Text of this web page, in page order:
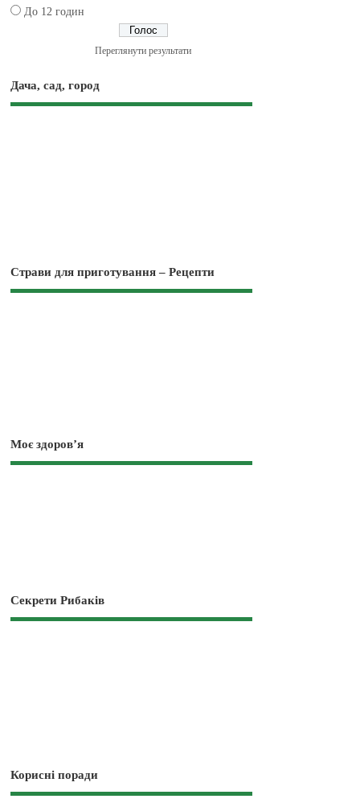
До 12 годин
Переглянути результати
Дача, сад, город
Страви для приготування – Рецепти
Моє здоров’я
Секрети Рибаків
Корисні поради